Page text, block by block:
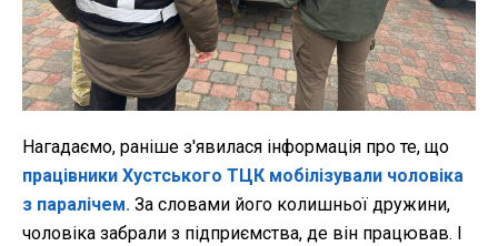
Нагадаємо, раніше з'явилася інформація про те, що
працівники Хустського ТЦК мобілізували чоловіка
з паралічем. За словами його колишньої дружини,
чоловіка забрали з підприємства, де він працював. І